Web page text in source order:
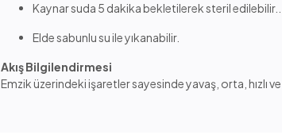
Kaynar suda 5 dakika bekletilerek steril edilebilir..
Elde sabunlu su ile yıkanabilir.
Akış Bilgilendirmesi
Emzik üzerindeki işaretler sayesinde yavaş, orta, hızlı